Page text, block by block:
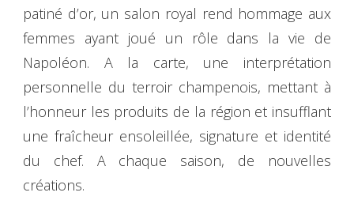
patiné d’or, un salon royal rend hommage aux
femmes ayant joué un rôle dans la vie de
Napoléon. A la carte, une interprétation
personnelle du terroir champenois, mettant à
l’honneur les produits de la région et insufflant
une fraîcheur ensoleillée, signature et identité
du chef. A chaque saison, de nouvelles
créations.